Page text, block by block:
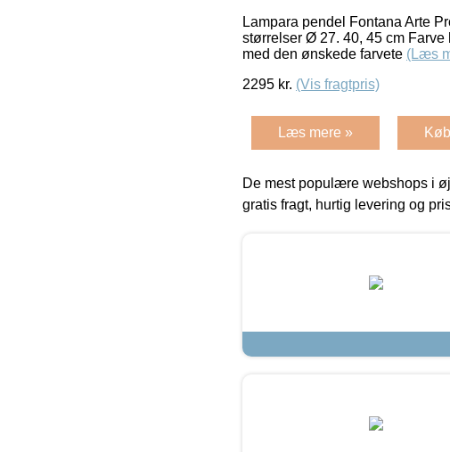
Lampara pendel Fontana Arte
størrelser Ø 27. 40, 45 cm
med den ønskede farvete (Læs
2295 kr. (Vis fragtpris)
Læs mere »
De mest populære webshops i
gratis fragt, hurtig levering og